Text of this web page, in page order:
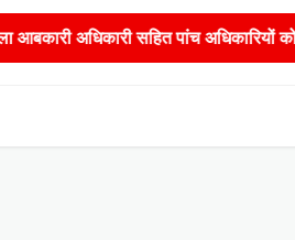
अधिकारियों को प्रतिकूल प्रविष्टि